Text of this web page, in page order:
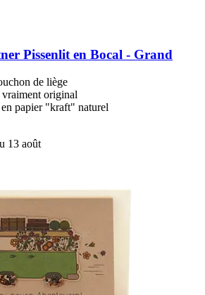
Pissenlit en Bocal -​ Grand
de liège
original
papier "kraft" naturel
13 août